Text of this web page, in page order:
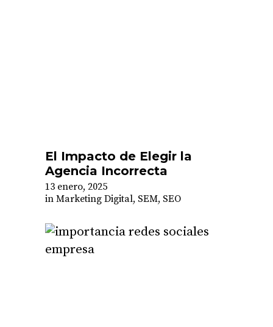
El Impacto de Elegir la
Agencia Incorrecta
13 enero, 2025
in Marketing Digital, SEM, SEO